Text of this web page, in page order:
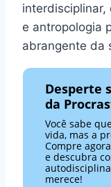
interdisciplinar,
e antropologia
abrangente da
Desperte
da
Você sabe
vida, mas a
Compre
e descubra
merece!